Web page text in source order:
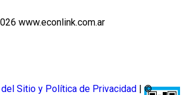
www.econlink.com.ar
del Sitio y Política de Privacidad | ©